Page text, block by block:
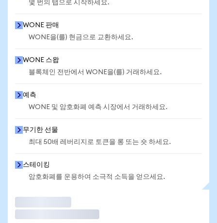
몇 번의 탭으로 시작하세요.
WONE 판매
WONE을(를) 현금으로 교환하세요.
WONE 스왑
블록체인 전반에서 WONE을(를) 거래하세요.
예측
WONE 및 암호화폐 예측 시장에서 거래하세요.
무기한 선물
최대 50배 레버리지로 토큰을 롱 또는 숏 하세요.
스테이킹
암호화폐를 운용하여 소극적 소득을 얻으세요.